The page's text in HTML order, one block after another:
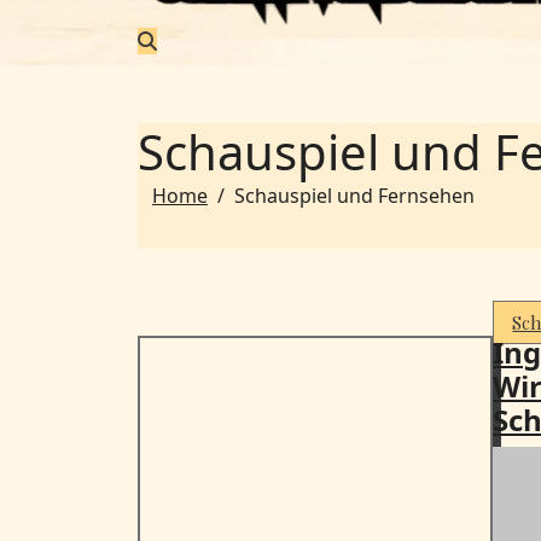
Schauspiel und
Home Schauspiel und Fernsehen